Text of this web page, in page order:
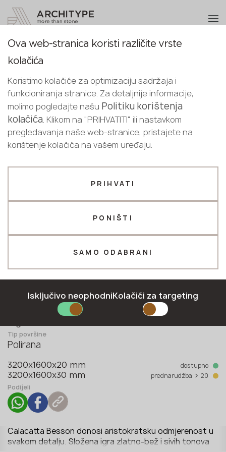
English
Croatian
+48 22 602 20 22
Postanite partner
5751 Calacatta Besson
Avant Quartz
Novo Cijelo tijelo
Tip površine
Polirana
3200x1600x20 mm dostupno
3200x1600x30 mm prednarudžba > 20
Podijeli
Calacatta Besson donosi aristokratsku odmjerenost u
svakom detalju. Složena igra zlatno-bež i sivih tonova
Postanite
partner
Pošaljite svoje podatke ili nas
kontaktirajte telefonom
+48 22 602 20 22
Proizvođač
Ime *
E-mail *
Hvala!
naši menadžeri će vas kontaktirati u
najkraćem roku
Ova web-stranica koristi različite vrste
kolačića
Koristimo kolačiće za optimizaciju sadržaja i
funkcioniranja stranice. Za detaljnije informacije,
molimo pogledajte našu Politiku korištenja
kolačića. Klikom na "PRIHVATITI" ili nastavkom
pregledavanja naše web-stranice, pristajete na
korištenje kolačića na vašem uređaju.
SAMO ODABRANI
PONIŠTI
PRIHVATI
Isključivo neophodniKolačići za targeting